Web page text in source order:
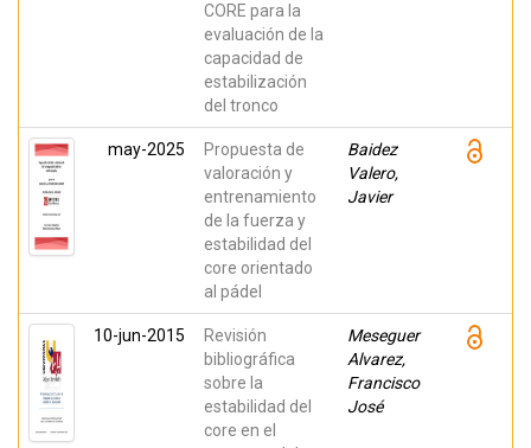
CORE para la
evaluación de la
capacidad de
estabilización
del tronco
may-2025
Propuesta de
valoración y
entrenamiento
de la fuerza y
estabilidad del
core orientado
al pádel
Baidez
Valero,
Javier
10-jun-2015
Revisión
bibliográfica
sobre la
estabilidad del
core en el
Meseguer
Alvarez,
Francisco
José